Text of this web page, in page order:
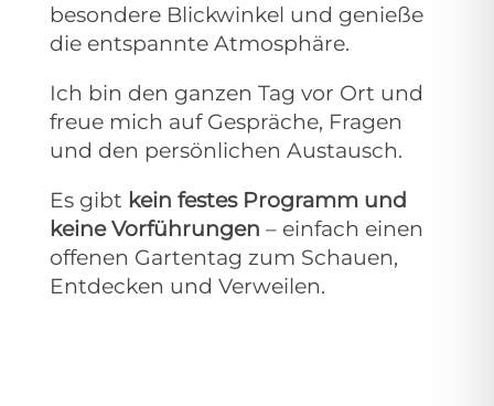
besondere Blickwinkel und genieße
die entspannte Atmosphäre.
Ich bin den ganzen Tag vor Ort und
freue mich auf Gespräche, Fragen
und den persönlichen Austausch.
Es gibt kein festes Programm und
keine Vorführungen – einfach einen
offenen Gartentag zum Schauen,
Entdecken und Verweilen.